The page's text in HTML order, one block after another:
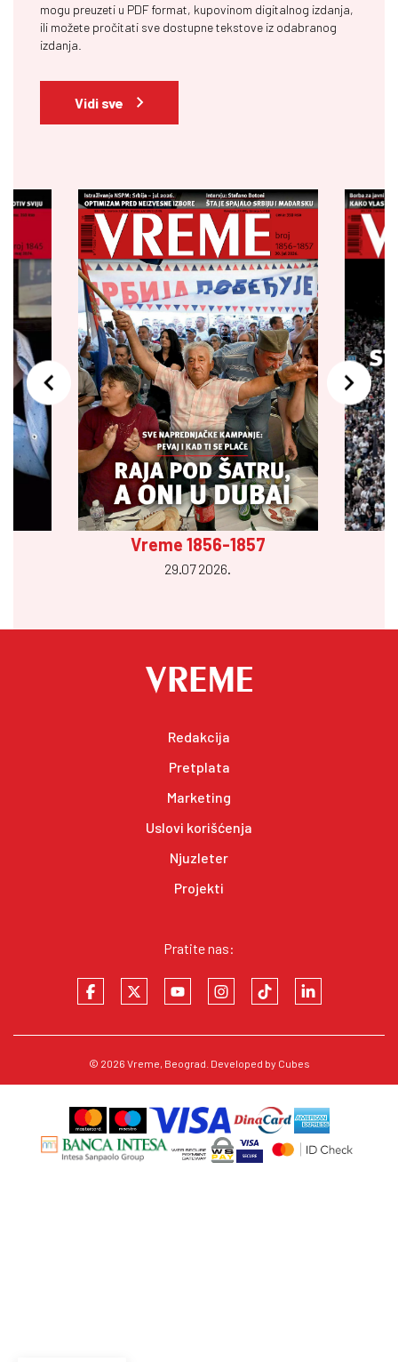
mogu preuzeti u PDF format, kupovinom digitalnog izdanja,
ili možete pročitati sve dostupne tekstove iz odabranog
izdanja.
Vidi sve
Vreme 1856-1857
29.07 2026.
Redakcija
Pretplata
Marketing
Uslovi korišćenja
Njuzleter
Projekti
Pratite nas:
© 2026 Vreme, Beograd. Developed by Cubes